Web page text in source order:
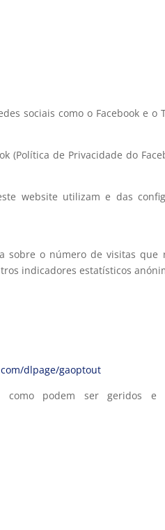
sociais como o Facebook e o
(Política de Privacidade do
website utilizam e das
sobre o número de visitas que
indicadores estatísticos
dlpage/gaoptout
podem ser geridos e